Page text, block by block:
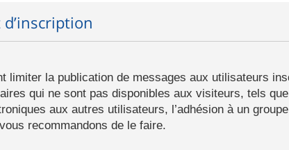
limiter la publication de messages aux utilisateurs
qui ne sont pas disponibles aux visiteurs, tels que
aux autres utilisateurs, l’adhésion à un groupe
recommandons de le faire.